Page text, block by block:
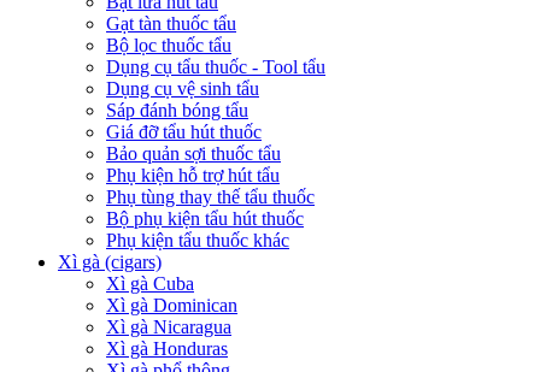
Gạt tàn thuốc tẩu
Bộ lọc thuốc tẩu
Dụng cụ tẩu thuốc - Tool tẩu
Dụng cụ vệ sinh tẩu
Sáp đánh bóng tẩu
Giá đỡ tẩu hút thuốc
Bảo quản sợi thuốc tẩu
Phụ kiện hỗ trợ hút tẩu
Phụ tùng thay thế tẩu thuốc
Bộ phụ kiện tẩu hút thuốc
Phụ kiện tẩu thuốc khác
Xì gà (cigars)
Xì gà Cuba
Xì gà Dominican
Xì gà Nicaragua
Xì gà Honduras